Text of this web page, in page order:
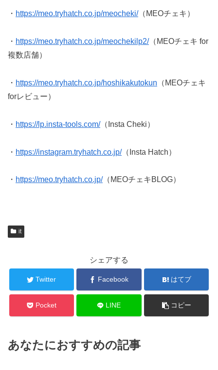
・ https://meo.tryhatch.co.jp/meocheki/（MEOチェキ）
・ https://meo.tryhatch.co.jp/meochekilp2/（MEOチェキ for
複数店舗）
・ https://meo.tryhatch.co.jp/hoshikakutokun （MEOチェキ
forレビュー）
・ https://lp.insta-tools.com/（Insta Cheki）
・ https://instagram.tryhatch.co.jp/（Insta Hatch）
・ https://meo.tryhatch.co.jp/（MEOチェキBLOG）
it
シェアする
Twitter Facebook はてブ
Pocket LINE コピー
あなたにおすすめの記事